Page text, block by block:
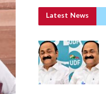
Latest News